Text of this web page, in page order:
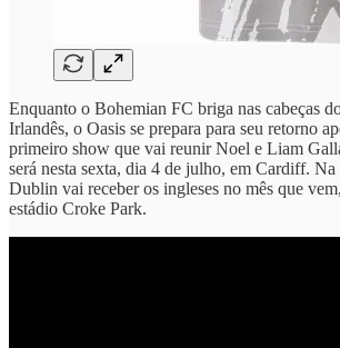
Enquanto o Bohemian FC briga nas cabeças
Irlandês, o Oasis se prepara para seu retorno
primeiro show que vai reunir Noel e Liam
será nesta sexta, dia 4 de julho, em Cardiff. Na
Dublin vai receber os ingleses no mês que
estádio Croke Park.